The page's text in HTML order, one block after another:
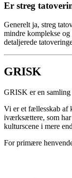
Er streg
Generelt ja, streg
mindre komplekse og
detaljerede
GRISK
GRISK er en
Vi er et fællesskab af
iværksættere, som har
kulturscene i mere
For primære